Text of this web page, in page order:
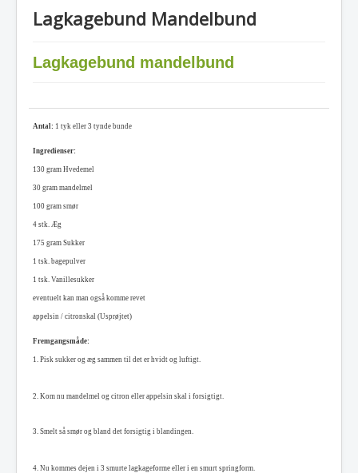
Lagkagebund Mandelbund
Lagkagebund mandelbund
Antal: 1 tyk eller 3 tynde bunde
Ingredienser:
130 gram Hvedemel
30 gram mandelmel
100 gram smør
4 stk. Æg
175 gram Sukker
1 tsk. bagepulver
1 tsk. Vanillesukker
eventuelt kan man også komme revet
appelsin / citronskal (Usprøjtet)
Fremgangsmåde:
1. Pisk sukker og æg sammen til det er hvidt og luftigt.
2. Kom nu mandelmel og citron eller appelsin skal i forsigtigt.
3. Smelt så smør og bland det forsigtig i blandingen.
4. Nu kommes dejen i 3 smurte lagkageforme eller i en smurt springform.